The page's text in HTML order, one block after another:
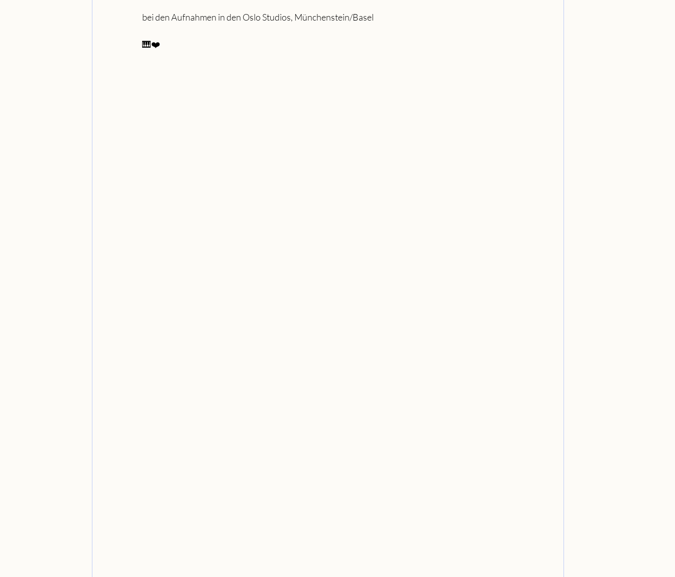
bei den Aufnahmen in den Oslo Studios, Münchenstein/Basel
🎹❤️